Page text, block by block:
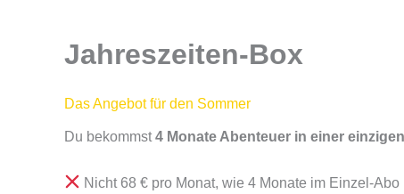
Jahreszeiten-Box
Das Angebot für den Sommer
Du bekommst4 Monate Abenteuer in einer
Nicht 68 € pro Monat, wie 4 Monate im Einzel-Abo